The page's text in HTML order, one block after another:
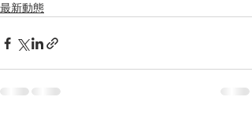
最新動態